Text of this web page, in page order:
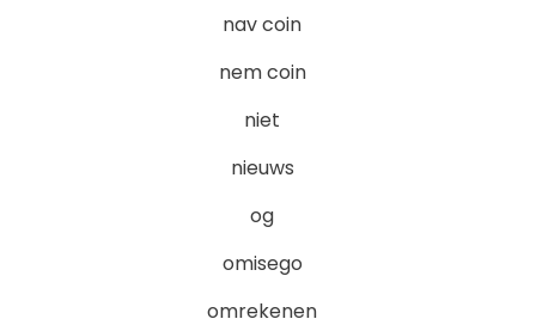
nav coin
nem coin
niet
nieuws
og
omisego
omrekenen